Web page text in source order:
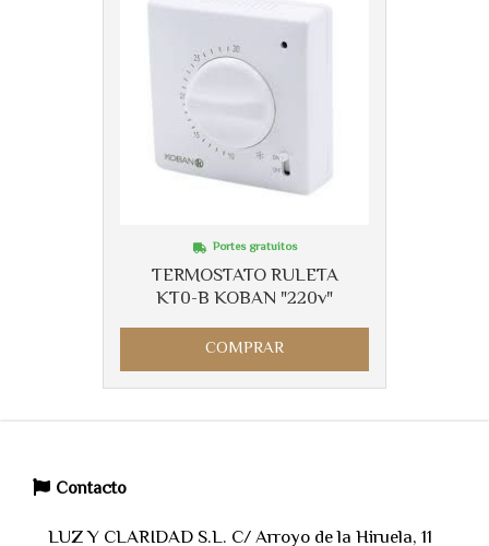
TERMOSTATO RULETA
KT0-B KOBAN "220v"
Portes gratuitos
COMPRAR
Contacto
LUZ Y CLARIDAD S.L. C/ Arroyo de la Hiruela, 11